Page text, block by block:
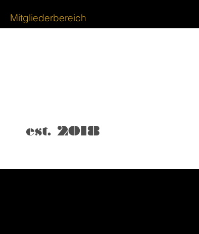
Mitgliederbereich
est. 2018